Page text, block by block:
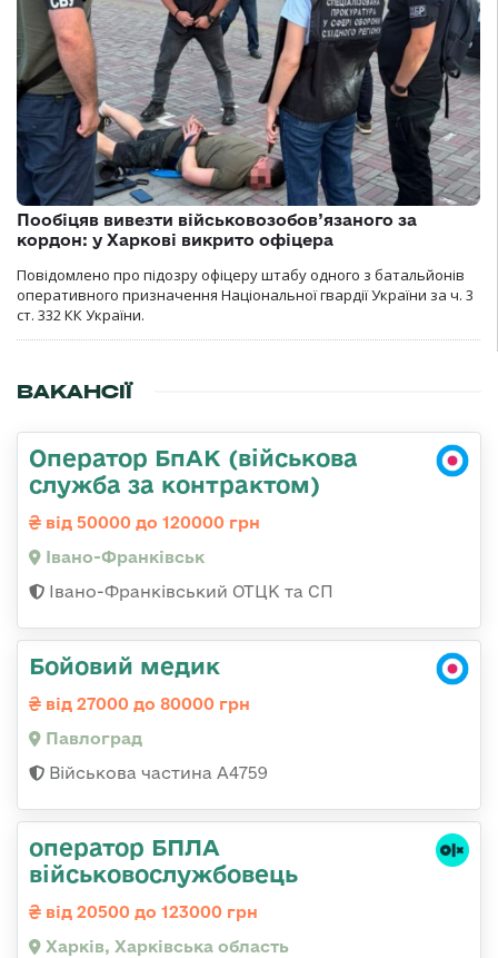
Пообіцяв вивезти військовозобов’язаного за
кордон: у Харкові викрито офіцера
Повідомлено про підозру офіцеру штабу одного з батальйонів
оперативного призначення Національної гвардії України за ч. 3
ст. 332 КК України.
ВАКАНСІЇ
Оператор БпАК (військова
служба за контрактом)
від 50000 до 120000 грн
Івано-Франківськ
Івано-Франківський ОТЦК та СП
Бойовий медик
від 27000 до 80000 грн
Павлоград
Військова частина А4759
оператор БПЛА
військовослужбовець
від 20500 до 123000 грн
Харків, Харківська область